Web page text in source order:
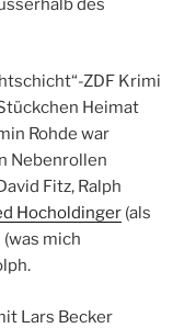
des
ZDF Krimi
Heimat
Rohde war
Nebenrollen
Fitz, Ralph
Hocholdinger (als
(was mich
Lars Becker